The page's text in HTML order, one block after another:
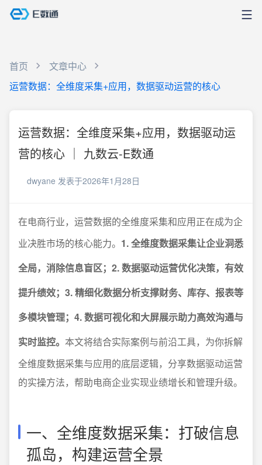
首页
文章中心
运营数据：全维度采集+应用，数据驱动运营的核心
运营数据：全维度采集+应用，数据驱动运
营的核心 ｜ 九数云-E数通
dwyane 发表于2026年1月28日
在电商行业，运营数据的全维度采集和应用正在成为企
业决胜市场的核心能力。 1. 全维度数据采集让企业洞悉
全局，消除信息盲区；2. 数据驱动运营优化决策，有效
提升绩效；3. 精细化数据分析支撑财务、库存、报表等
多模块管理；4. 数据可视化和大屏展示助力高效沟通与
实时监控。 本文将结合实际案例与前沿工具，为你拆解
全维度数据采集与应用的底层逻辑，分享数据驱动运营
的实操方法，帮助电商企业实现业绩增长和管理升级。
一、全维度数据采集：打破信息
孤岛，构建运营全景